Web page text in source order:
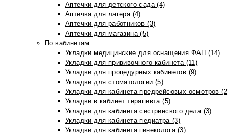
Аптечки для детского сада (4)
Аптечка для лагеря (4)
Аптечки для работников (3)
Аптечки для магазина (5)
По кабинетам
Укладки медицинские для оснащения ФАП (14)
Укладки для прививочного кабинета (11)
Укладки для процедурных кабинетов (9)
Укладки для стоматологии (5)
Укладки для кабинета предрейсовых осмотров
Укладки в кабинет терапевта (5)
Укладки для кабинета сестринского дела (3)
Укладки для кабинета педиатра (3)
Укладки для кабинета гинеколога (3)